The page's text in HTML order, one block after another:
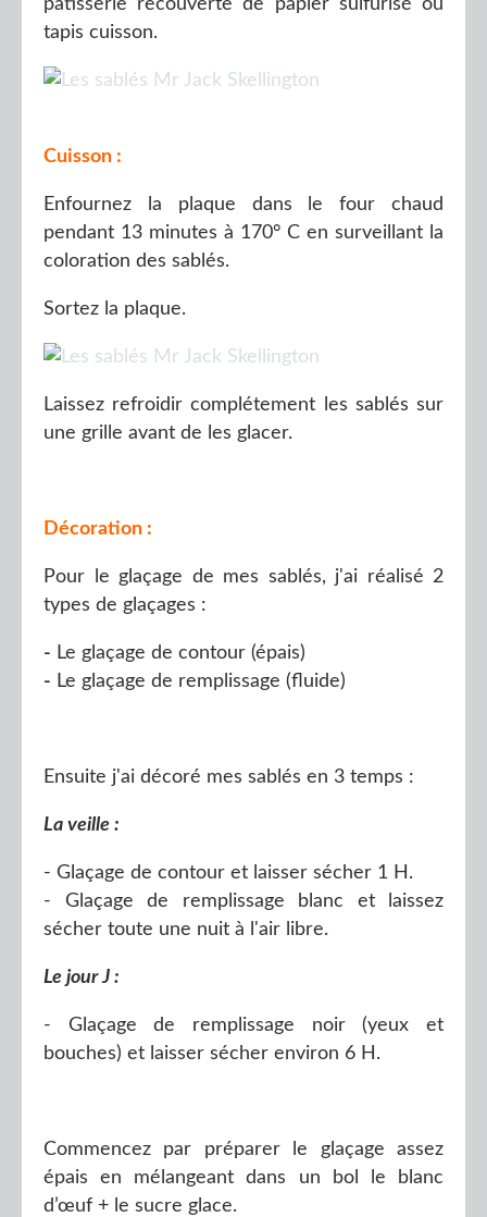
pâtisserie recouverte de papier sulfurisé ou
tapis cuisson.
Cuisson :
Enfournez la plaque dans le four chaud
pendant 13 minutes à 170° C en surveillant la
coloration des sablés.
Sortez la plaque.
Laissez refroidir complétement les sablés sur
une grille avant de les glacer.
Décoration :
Pour le glaçage de mes sablés, j'ai réalisé 2
types de glaçages :
- Le glaçage de contour (épais)
- Le glaçage de remplissage (fluide)
Ensuite j'ai décoré mes sablés en 3 temps :
La veille :
- Glaçage de contour et laisser sécher 1 H.
- Glaçage de remplissage blanc et laissez
sécher toute une nuit à l'air libre.
Le jour J :
- Glaçage de remplissage noir (yeux et
bouches) et laisser sécher environ 6 H.
Commencez par préparer le glaçage assez
épais en mélangeant dans un bol le blanc
d’œuf + le sucre glace.